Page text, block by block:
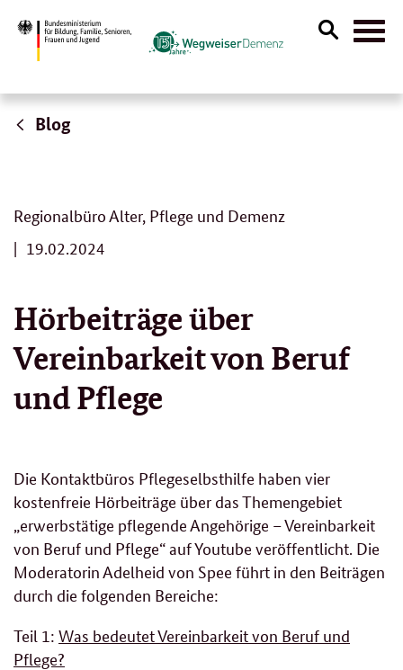
Suche
Blog
Regionalbüro Alter, Pflege und Demenz
19.02.2024
2
.
2
0
2
4
Hörbeiträge über
Vereinbarkeit von Beruf
und Pflege
Die Kontaktbüros Pflegeselbsthilfe haben vier
kostenfreie Hörbeiträge über das Themengebiet
„erwerbstätige pflegende Angehörige – Vereinbarkeit
von Beruf und Pflege“ auf Youtube veröffentlicht. Die
Moderatorin Adelheid von Spee führt in den Beiträgen
durch die folgenden Bereiche:
Teil 1: Was bedeutet Vereinbarkeit von Beruf und
Pflege?